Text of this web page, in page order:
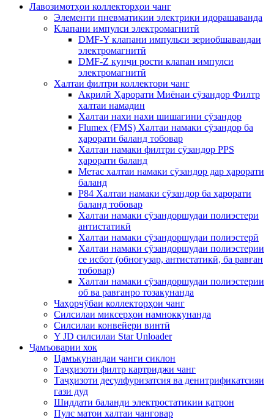
Лавозимотҳои коллекторҳои чанг
Элементи пневматикии электрики идорашаванда
Клапани импулси электромагнитӣ
DMF-Y клапани импульси зериобшавандаи
электромагнитӣ
DMF-Z кунҷи рости клапан импулси
электромагнитӣ
Халтаи филтри коллектори чанг
Акрилӣ Ҳарорати Миёнаи сӯзандор Филтр
халтаи намадин
Халтаи нахи нахи шишагини сӯзандор
Flumex (FMS) Халтаи намаки сӯзандор ба
ҳарорати баланд тобовар
Халтаи намаки филтри сӯзандор PPS
ҳарорати баланд
Метас халтаи намаки сӯзандор дар ҳарорати
баланд
P84 Халтаи намаки сӯзандор ба ҳарорати
баланд тобовар
Халтаи намаки сӯзандоршудаи полиэстери
антистатикӣ
Халтаи намаки сӯзандоршудаи полиэстерӣ
Халтаи намаки сӯзандоршудаи полиэстерии
се исбот (обногузар, антистатикӣ, ба равған
тобовар)
Халтаи намаки сӯзандоршудаи полиэстерии
об ва равғанро тозакунанда
Чаҳорчӯбаи коллекторҳои чанг
Силсилаи миксерҳои намноккунанда
Силсилаи конвейери винтӣ
Y JD силсилаи Star Unloader
Ҷамъоварии хок
Цамъкунандаи чанги сиклон
Таҷҳизоти филтр картриджи чанг
Таҷҳизоти десулфуризатсия ва денитрификатсияи
гази дуд
Шиддати баланди электростатикии қатрон
Пулс матои халтаи чанговар